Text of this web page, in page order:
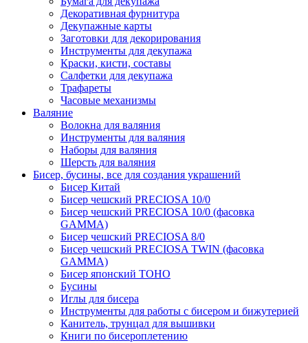
Декоративная фурнитура
Декупажные карты
Заготовки для декорирования
Инструменты для декупажа
Краски, кисти, составы
Салфетки для декупажа
Трафареты
Часовые механизмы
Валяние
Волокна для валяния
Инструменты для валяния
Наборы для валяния
Шерсть для валяния
Бисер, бусины, все для создания украшений
Бисер Китай
Бисер чешский PRECIOSA 10/0
Бисер чешский PRECIOSA 10/0 (фасовка
GAMMA)
Бисер чешский PRECIOSA 8/0
Бисер чешский PRECIOSA TWIN (фасовка
GAMMA)
Бисер японский TOHO
Бусины
Иглы для бисера
Инструменты для работы с бисером и бижутерией
Канитель, трунцал для вышивки
Книги по бисероплетению